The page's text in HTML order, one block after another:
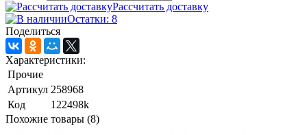
Рассчитать доставку
Остатки: 8
Поделиться
Характеристики:
Прочие
Артикул 258968
Код
122498k
Похожие товары (8)